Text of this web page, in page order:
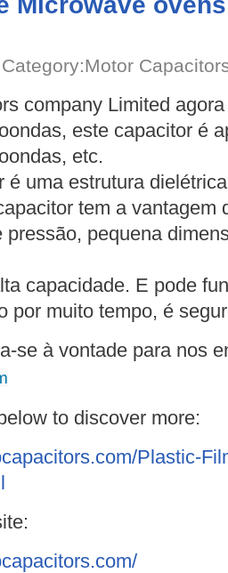
Category:Motor
company Limited
este capacitor é
etc.
é uma estrutura
tem a vantagem
pressão, pequena
capacidade. E pode
por muito tempo, é
se à vontade para nos
to discover more:
Plastic-